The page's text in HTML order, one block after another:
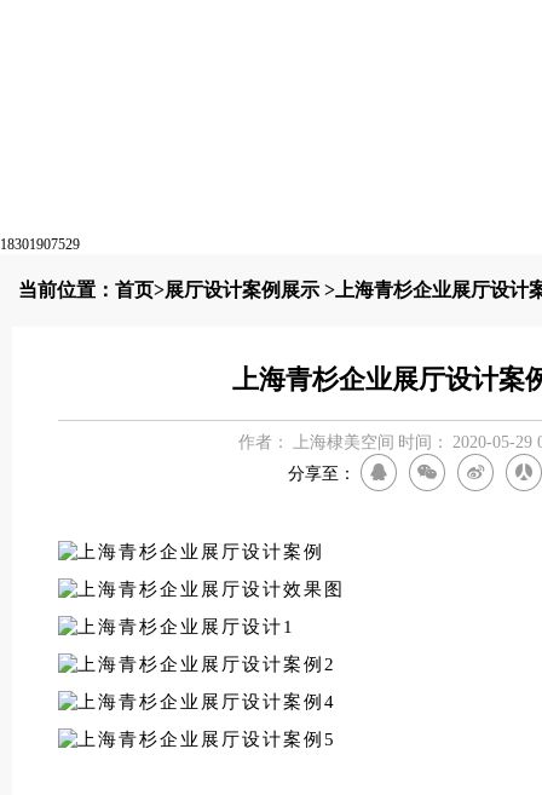
18301907529
当前位置： 首页>展厅设计案例展示>上海青杉企业展厅设计
上海青杉企业展厅设计案
作者： 上海棣美空间 时间：
2020-05-29
分享至：